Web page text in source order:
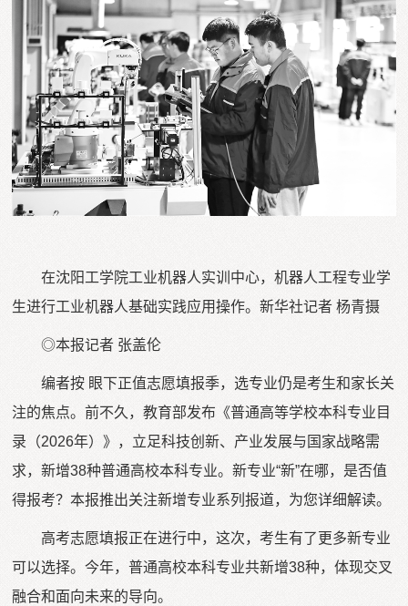
在沈阳工学院工业机器人实训中心，机器人工程专业学
生进行工业机器人基础实践应用操作。新华社记者 杨青摄
◎本报记者 张盖伦
编者按 眼下正值志愿填报季，选专业仍是考生和家长关
注的焦点。前不久，教育部发布《普通高等学校本科专业目
录（2026年）》，立足科技创新、产业发展与国家战略需
求，新增38种普通高校本科专业。新专业“新”在哪，是否值
得报考？本报推出关注新增专业系列报道，为您详细解读。
高考志愿填报正在进行中，这次，考生有了更多新专业
可以选择。今年，普通高校本科专业共新增38种，体现交叉
融合和面向未来的导向。